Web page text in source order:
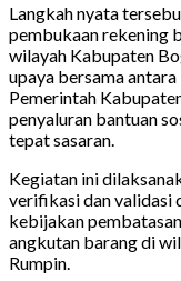
Langkah nyata
pembukaan rekening
wilayah Kabupaten
upaya bersama
Pemerintah
penyaluran bantuan
tepat sasaran.
Kegiatan ini
verifikasi dan validasi
kebijakan
angkutan barang di
Rumpin.